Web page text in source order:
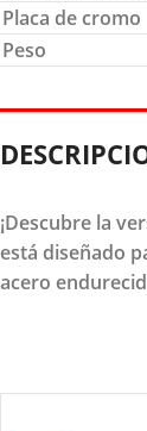
Placa de cromo
Peso
¡Descubre la
está diseñado
acero